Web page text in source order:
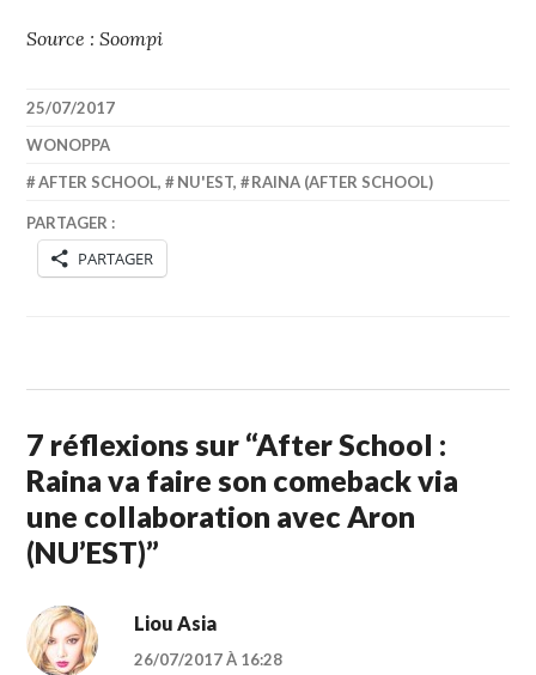
Source : Soompi
25/07/2017
WONOPPA
AFTER SCHOOL, NU'EST, RAINA (AFTER SCHOOL)
PARTAGER :
PARTAGER
7 réflexions sur “After School :
Raina va faire son comeback via
une collaboration avec Aron
(NU’EST)”
Liou Asia
26/07/2017 À 16:28